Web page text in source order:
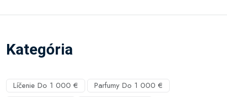
Kategória
Líčenie Do 1 000 €
Parfumy Do 1 000 €